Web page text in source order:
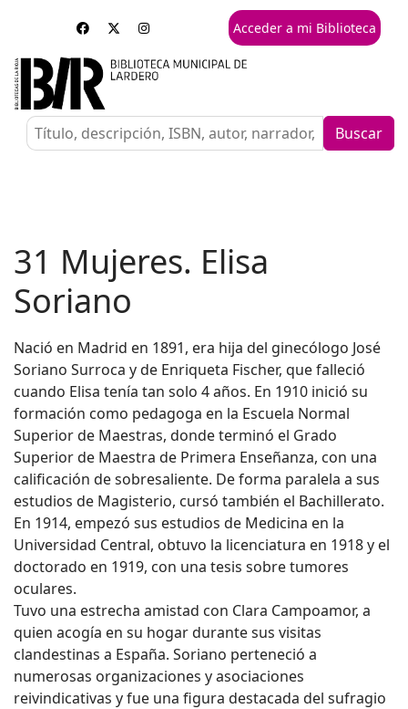
Acceder a mi Biblioteca
Buscar
31 Mujeres. Elisa
Soriano
Nació en Madrid en 1891, era hija del ginecólogo José
Soriano Surroca y de Enriqueta Fischer, que falleció
cuando Elisa tenía tan solo 4 años. En 1910 inició su
formación como pedagoga en la Escuela Normal
Superior de Maestras, donde terminó el Grado
Superior de Maestra de Primera Enseñanza, con una
calificación de sobresaliente. De forma paralela a sus
estudios de Magisterio, cursó también el Bachillerato.
En 1914, empezó sus estudios de Medicina en la
Universidad Central, obtuvo la licenciatura en 1918 y el
doctorado en 1919, con una tesis sobre tumores
oculares.
Tuvo una estrecha amistad con Clara Campoamor, a
quien acogía en su hogar durante sus visitas
clandestinas a España. Soriano perteneció a
numerosas organizaciones y asociaciones
reivindicativas y fue una figura destacada del sufragio